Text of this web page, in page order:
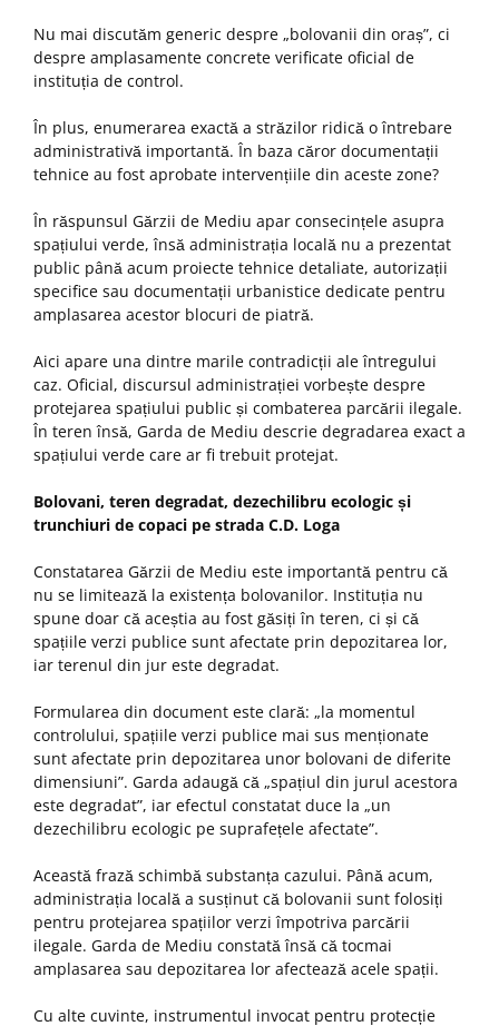
Nu mai discutăm generic despre „bolovanii din oraș”, ci
despre amplasamente concrete verificate oficial de
instituția de control.
În plus, enumerarea exactă a străzilor ridică o întrebare
administrativă importantă. În baza căror documentații
tehnice au fost aprobate intervențiile din aceste zone?
În răspunsul Gărzii de Mediu apar consecințele asupra
spațiului verde, însă administrația locală nu a prezentat
public până acum proiecte tehnice detaliate, autorizații
specifice sau documentații urbanistice dedicate pentru
amplasarea acestor blocuri de piatră.
Aici apare una dintre marile contradicții ale întregului
caz. Oficial, discursul administrației vorbește despre
protejarea spațiului public și combaterea parcării ilegale.
În teren însă, Garda de Mediu descrie degradarea exact a
spațiului verde care ar fi trebuit protejat.
Bolovani, teren degradat, dezechilibru ecologic și
trunchiuri de copaci pe strada C.D. Loga
Constatarea Gărzii de Mediu este importantă pentru că
nu se limitează la existența bolovanilor. Instituția nu
spune doar că aceștia au fost găsiți în teren, ci și că
spațiile verzi publice sunt afectate prin depozitarea lor,
iar terenul din jur este degradat.
Formularea din document este clară: „la momentul
controlului, spațiile verzi publice mai sus menționate
sunt afectate prin depozitarea unor bolovani de diferite
dimensiuni”. Garda adaugă că „spațiul din jurul acestora
este degradat”, iar efectul constatat duce la „un
dezechilibru ecologic pe suprafețele afectate”.
Această frază schimbă substanța cazului. Până acum,
administrația locală a susținut că bolovanii sunt folosiți
pentru protejarea spațiilor verzi împotriva parcării
ilegale. Garda de Mediu constată însă că tocmai
amplasarea sau depozitarea lor afectează acele spații.
Cu alte cuvinte, instrumentul invocat pentru protecție